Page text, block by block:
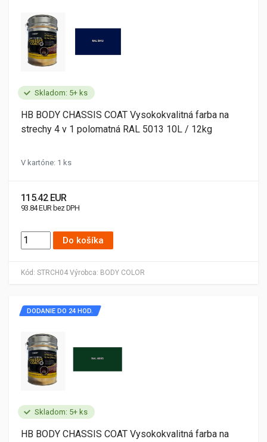
Skladom: 5+ ks
Kód: STRCH04 Výrobca: BODY COLOR
HB BODY CHASSIS COAT Vysokokvalitná farba na
strechy 4 v 1 polomatná RAL 5013 10L / 12kg
V kartóne: 1 ks
115.42 EUR
93.84 EUR bez DPH
Do košíka
Skladom: 5+ ks
DODANIE DO 24 HOD.
HB BODY CHASSIS COAT Vysokokvalitná farba na